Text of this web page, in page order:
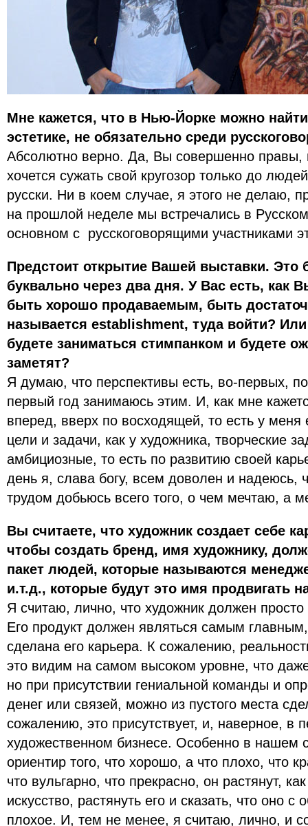
Мне кажется, что в Нью-Йорке можно
эстетике, не обязательно среди
Абсолютно верно. Да, Вы совершенно правы,
хочется сужать свой кругозор только до
русски. Ни в коем случае, я этого не делаю,
на прошлой неделе мы встречались в
основном с русскоговорящими участниками
Предстоит открытие Вашей выставки. Это
буквально через два дня. У Вас есть, как
быть хорошо продаваемым, быть
называется establishment, туда войти?
будете заниматься стимпанком и будете
заметят?
Я думаю, что перспективы есть, во-первых,
первый год занимаюсь этим. И, как мне
вперед, вверх по восходящей, то есть у меня
цели и задачи, как у художника, творческие
амбициозные, то есть по развитию своей
день я, слава богу, всем доволен и надеюсь,
трудом добьюсь всего того, о чем мечтаю, а
Вы считаете, что художник создает себе
чтобы создать бренд, имя художнику,
пакет людей, которые называются
и.т.д., которые будут это имя продвигать
Я считаю, лично, что художник должен просто
Его продукт должен являться самым
сделана его карьера. К сожалению,
это видим на самом высоком уровне, что
но при присутствии гениальной команды и
денег или связей, можно из пустого места
сожалению, это присутствует, и, наверное, в
художественном бизнесе. Особенно в нашем
ориентир того, что хорошо, а что плохо, что
что вульгарно, что прекрасно, он растянут,
искусство, растянуть его и сказать, что оно
плохое. И, тем не менее, я считаю, лично, и